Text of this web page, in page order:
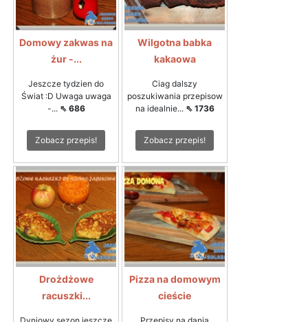
Domowy zakwas na
żur -...
Jeszcze tydzien do
Świat :D Uwaga uwaga
-... ⇖ 686
Zobacz przepis!
Wilgotna babka
kakaowa
Ciag dalszy
poszukiwania przepisow
na idealnie... ⇖ 1736
Zobacz przepis!
Drożdżowe
racuszki...
Dyniowy sezon jeszcze
Pizza na domowym
cieście
Przepisy na dania